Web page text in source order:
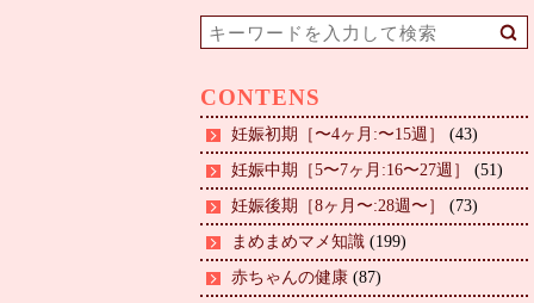
CONTENS
妊娠初期［〜4ヶ月:〜15週］
(43)
妊娠中期［5〜7ヶ月:16〜27週］
(51)
妊娠後期［8ヶ月〜:28週〜］
(73)
まめまめマメ知識 (199)
赤ちゃんの健康 (87)